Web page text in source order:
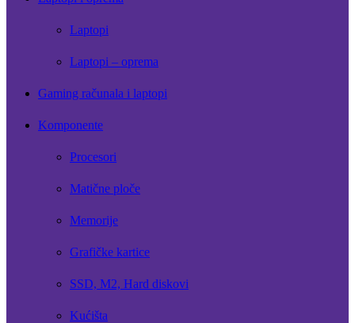
Laptopi
Laptopi – oprema
Gaming računala i laptopi
Komponente
Procesori
Matične ploče
Memorije
Grafičke kartice
SSD, M2, Hard diskovi
Kućišta